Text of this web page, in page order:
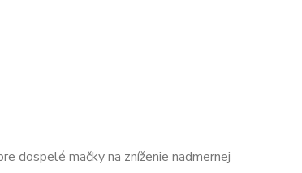
dospelé mačky na zníženie nadmernej